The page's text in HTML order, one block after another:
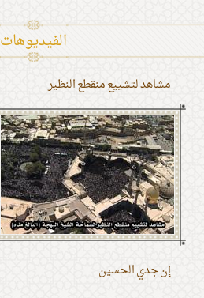
الفیدیوهات
مشاهد لتشييع منقطع النظير
إن جدي الحسين ...